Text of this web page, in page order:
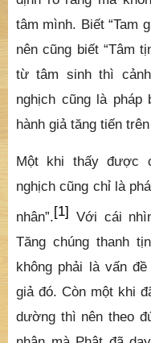
từ tâm sinh thì
nghịch cũng là
hành giả tăng tiến
Một khi thấy được
nghịch cũng chỉ là
nhân”.
Với cái
Tăng chúng thanh
không phải là vấn
giả đó. Còn một khi
dường thì nên theo
nhân mà Phật đã
Tâm Địa Quán